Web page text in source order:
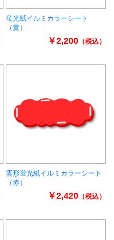
蛍光紙イルミカラーシート
（黄）
￥2,200（税込）
雲形蛍光紙イルミカラーシート
（赤）
￥2,420（税込）